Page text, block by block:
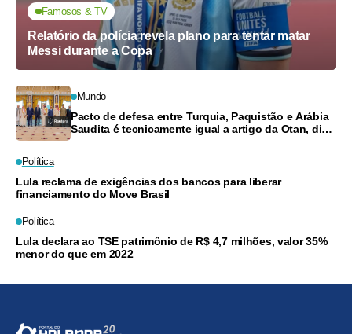
Famosos & TV
Relatório da polícia revela plano para tentar matar
Messi durante a Copa
Mundo
Pacto de defesa entre Turquia, Paquistão e Arábia
Saudita é tecnicamente igual a artigo da Otan, diz
Política
Lula reclama de exigências dos bancos para liberar
financiamento do Move Brasil
Política
Lula declara ao TSE patrimônio de R$ 4,7 milhões, valor 35%
menor do que em 2022